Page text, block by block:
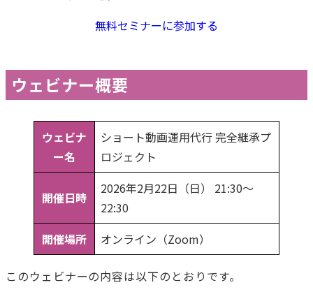
無料セミナーに参加する
ウェビナー概要
ウェビナ
ー名
ショート動画運用代行 完全継承プ
ロジェクト
開催日時
2026年2月22日（日） 21:30～
22:30
開催場所
オンライン（Zoom）
このウェビナーの内容は以下のとおりです。